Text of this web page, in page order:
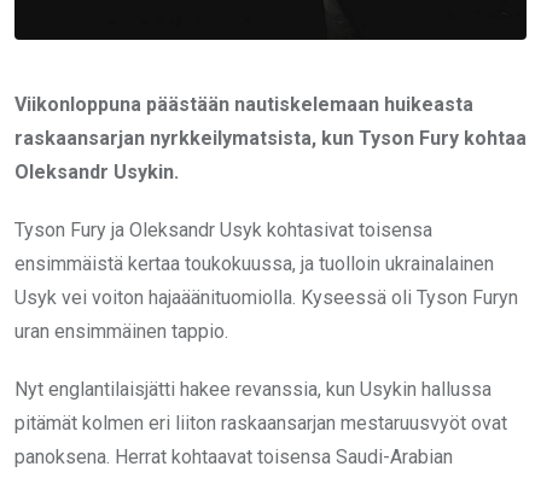
Viikonloppuna päästään nautiskelemaan huikeasta
raskaansarjan nyrkkeilymatsista, kun Tyson Fury kohtaa
Oleksandr Usykin.
Tyson Fury ja Oleksandr Usyk kohtasivat toisensa
ensimmäistä kertaa toukokuussa, ja tuolloin ukrainalainen
Usyk vei voiton hajaäänituomiolla. Kyseessä oli Tyson Furyn
uran ensimmäinen tappio.
Nyt englantilaisjätti hakee revanssia, kun Usykin hallussa
pitämät kolmen eri liiton raskaansarjan mestaruusvyöt ovat
panoksena. Herrat kohtaavat toisensa Saudi-Arabian